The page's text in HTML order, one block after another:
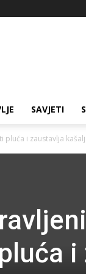
SAVJETI
pluća i zaustavlja
i